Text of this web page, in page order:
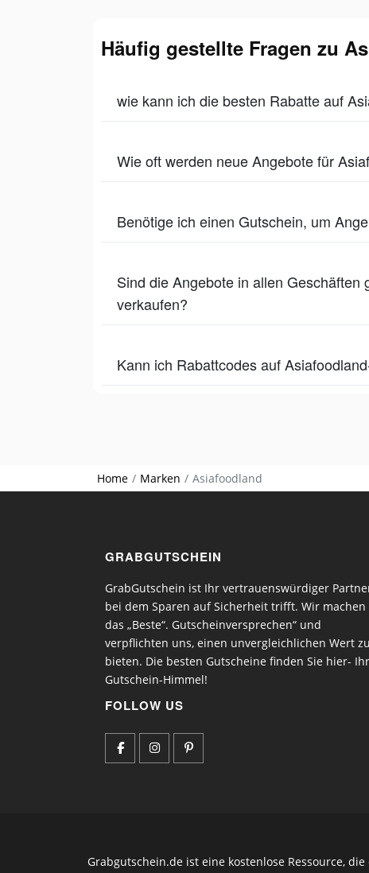
Häufig gestellte Fragen zu
wie kann ich die besten Rabatte auf
Wie oft werden neue Angebote für
Benötige ich einen Gutschein, um
Sind die Angebote in allen
verkaufen?
Kann ich Rabattcodes auf
Home Marken Asiafoodland
GRABGUTSCHEIN
GrabGutschein ist Ihr vertrauenswürdiger
bei dem Sparen auf Sicherheit trifft. Wir machen
das „Beste“. Gutscheinversprechen“ und
verpflichten uns, einen unvergleichlichen Wert zu
bieten. Die besten Gutscheine finden Sie hier- Ihr
Gutschein-Himmel!
FOLLOW US
Grabgutschein.de ist eine kostenlose Ressource,